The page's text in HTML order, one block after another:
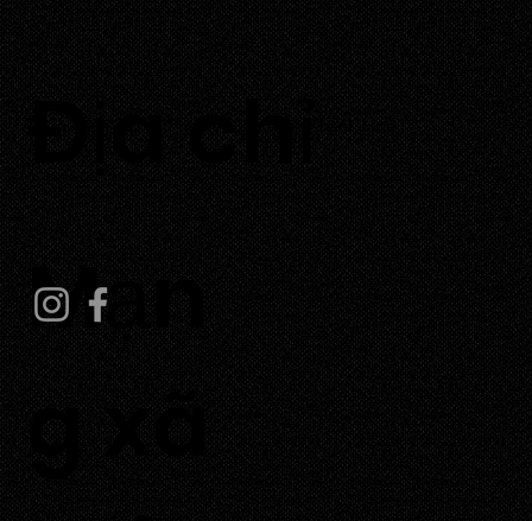
​Địa chỉ
Thôn Tuấn Tú, Xã Phước Dinh, Tỉnh Khánh Hoà
Mạn
g xã